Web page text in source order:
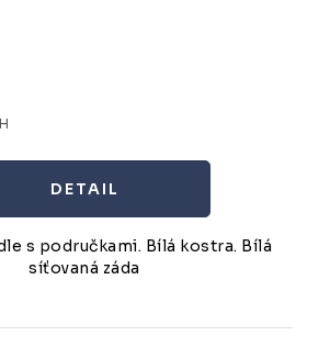
s područkami. Bílá kostra. Bílá
síťovaná záda